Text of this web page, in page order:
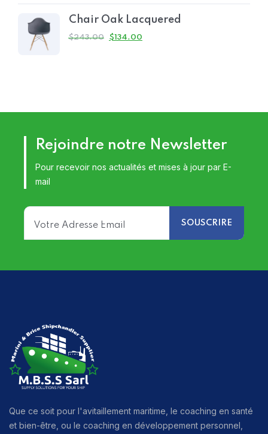
Chair Oak Lacquered
$243.00 $134.00
Rejoindre notre Newsletter
Pour recevoir nos actualités et mises à jour par E-
mail
Que ce soit pour l'avitaillement maritime, le coaching en santé
et bien-être, ou le coaching en développement personnel,